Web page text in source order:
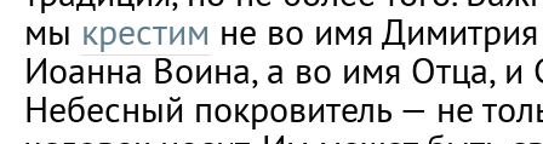
мы крестим не во имя
Иоанна Воина, а во имя Отца, и
Небесный покровитель — не